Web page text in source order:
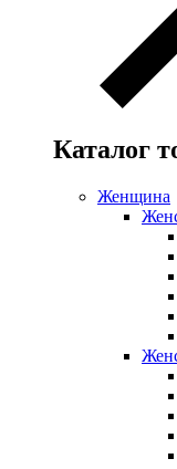
Каталог
Женщина